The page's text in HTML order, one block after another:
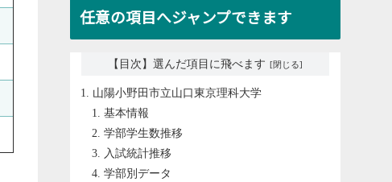
任意の項目へジャンプできます
【目次】選んだ項目に飛べます
山陽小野田市立山口東京理科大学
基本情報
学部学生数推移
入試統計推移
学部別データ